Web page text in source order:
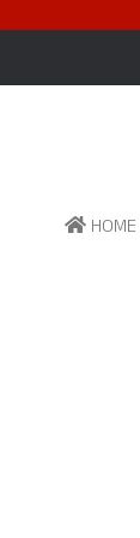
HOME